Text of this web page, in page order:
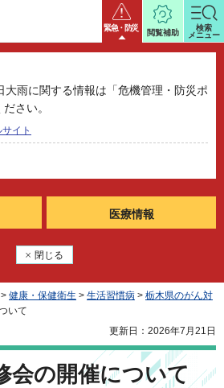
緊急・防災
雨に関する情報は「危機管理・防災ポ
さい。
イト
医療情報
閉じる
閲覧補助
検索
メニュー
> 健康・保健衛生 > 生活習慣病 > 栃木県のがん対
いて
更新日：2026年7月21日
会の開催について